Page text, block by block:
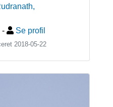
- Se profil
2018-05-22